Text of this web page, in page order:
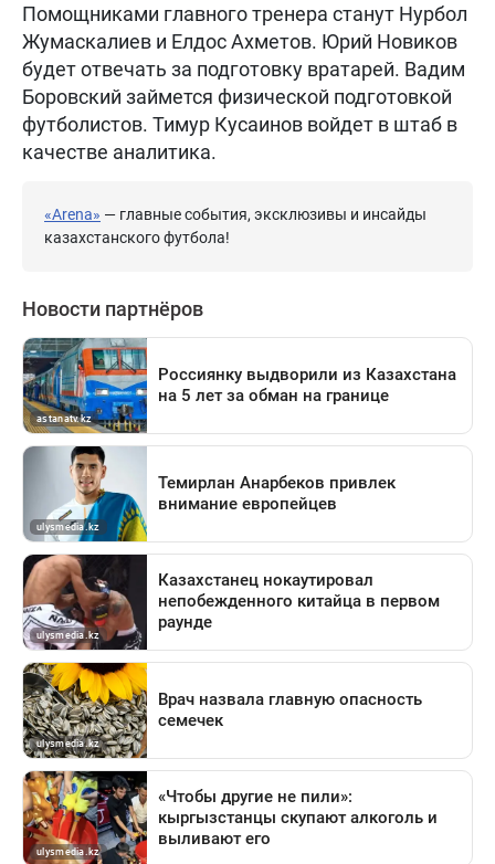
Помощниками главного тренера станут Нурбол
Жумаскалиев и Елдос Ахметов. Юрий Новиков
будет отвечать за подготовку вратарей. Вадим
Боровский займется физической подготовкой
футболистов. Тимур Кусаинов войдет в штаб в
качестве аналитика.
«Arena» — главные события, эксклюзивы и инсайды
казахстанского футбола!